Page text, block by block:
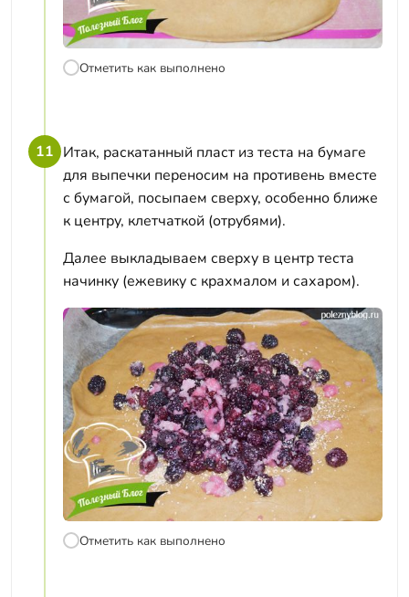
Отметить как выполнено
11 Итак, раскатанный пласт из теста на бумаге
для выпечки переносим на противень вместе
с бумагой, посыпаем сверху, особенно ближе
к центру, клетчаткой (отрубями).
Далее выкладываем сверху в центр теста
начинку (ежевику с крахмалом и сахаром).
Отметить как выполнено